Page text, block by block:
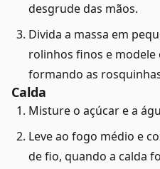
desgrude das mãos.
Divida a massa em
rolinhos finos e
formando as
Calda
Misture o açúcar e a
Leve ao fogo médio e
de fio, quando a calda